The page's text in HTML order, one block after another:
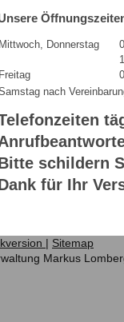
Mittwoch, Donnerstag
Freitag
nach
schildern
für Ihr
| Sitemap
Markus